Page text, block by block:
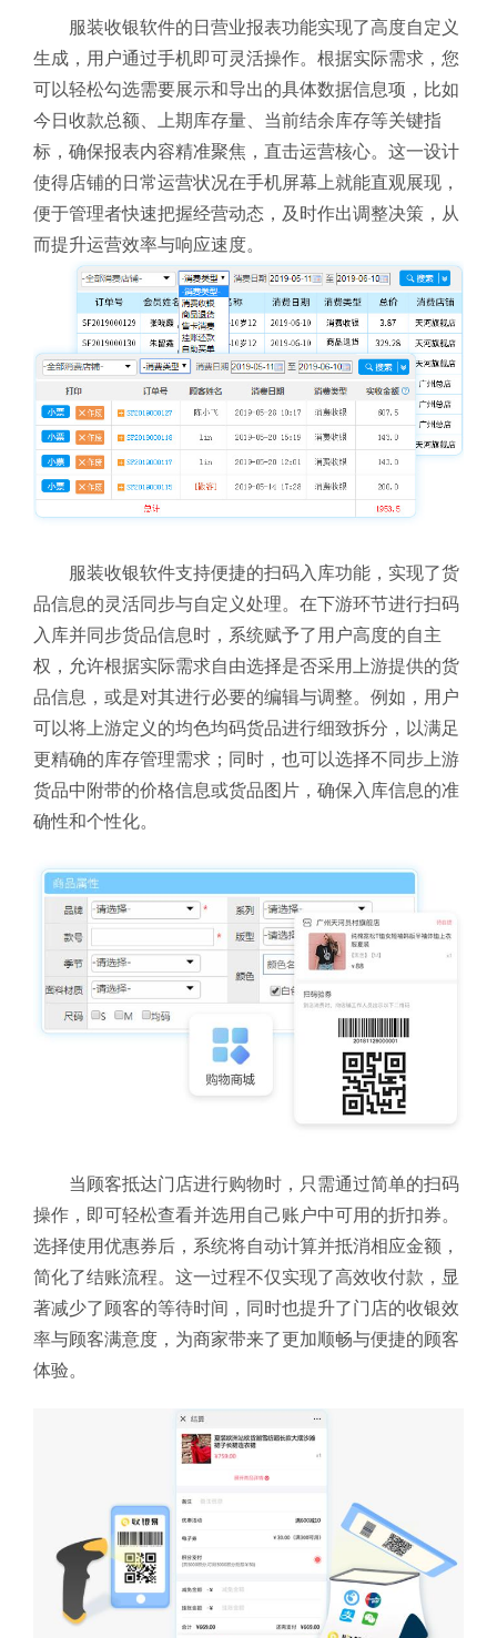
服装收银软件的日营业报表功能实现了高度自定义
生成，用户通过手机即可灵活操作。根据实际需求，您
可以轻松勾选需要展示和导出的具体数据信息项，比如
今日收款总额、上期库存量、当前结余库存等关键指
标，确保报表内容精准聚焦，直击运营核心。这一设计
使得店铺的日常运营状况在手机屏幕上就能直观展现，
便于管理者快速把握经营动态，及时作出调整决策，从
而提升运营效率与响应速度。
服装收银软件支持便捷的扫码入库功能，实现了货
品信息的灵活同步与自定义处理。在下游环节进行扫码
入库并同步货品信息时，系统赋予了用户高度的自主
权，允许根据实际需求自由选择是否采用上游提供的货
品信息，或是对其进行必要的编辑与调整。例如，用户
可以将上游定义的均色均码货品进行细致拆分，以满足
更精确的库存管理需求；同时，也可以选择不同步上游
货品中附带的价格信息或货品图片，确保入库信息的准
确性和个性化。
当顾客抵达门店进行购物时，只需通过简单的扫码
操作，即可轻松查看并选用自己账户中可用的折扣券。
选择使用优惠券后，系统将自动计算并抵消相应金额，
简化了结账流程。这一过程不仅实现了高效收付款，显
著减少了顾客的等待时间，同时也提升了门店的收银效
率与顾客满意度，为商家带来了更加顺畅与便捷的顾客
体验。